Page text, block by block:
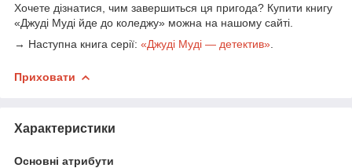
Хочете дізнатися, чим завершиться ця пригода? Купити книгу
«Джуді Муді йде до коледжу» можна на нашому сайті.
→ Наступна книга серії: «Джуді Муді — детектив»
Приховати
Характеристики
Основні атрибути